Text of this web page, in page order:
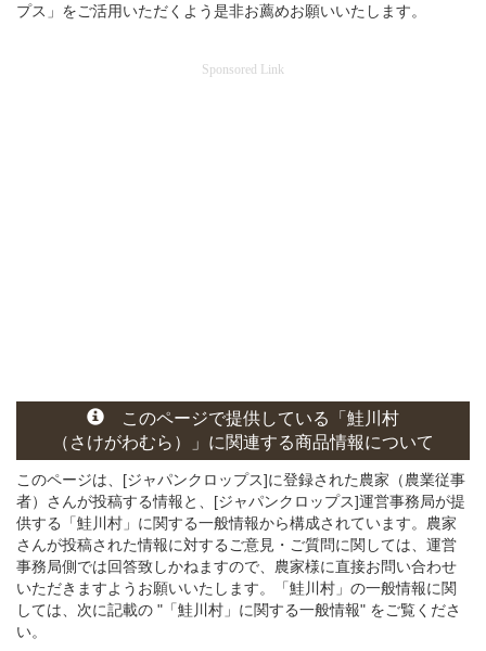
プス」をご活用いただくよう是非お薦めお願いいたします。
Sponsored Link
このページで提供している
「鮭川村
（さけがわむら）」 に関連する商品情報について
このページは、[ジャパンクロップス]に登録された農家（農業従事
者）さんが投稿する情報と、[ジャパンクロップス]運営事務局が提
供する「鮭川村」に関する一般情報から構成されています。農家
さんが投稿された情報に対するご意見・ご質問に関しては、運営
事務局側では回答致しかねますので、農家様に直接お問い合わせ
いただきますようお願いいたします。「鮭川村」の一般情報に関
しては、次に記載の "「鮭川村」に関する一般情報" をご覧くださ
い。